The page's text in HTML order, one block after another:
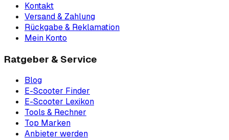
Kontakt
Versand & Zahlung
Rückgabe & Reklamation
Mein Konto
Ratgeber & Service
Blog
E-Scooter Finder
E-Scooter Lexikon
Tools & Rechner
Top Marken
Anbieter werden